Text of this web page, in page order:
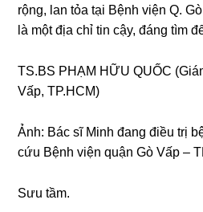
rộng, lan tỏa tại Bệnh viện Q.
là một địa chỉ tin cậy, đánɡ tìm
TS.BS PHẠM HỮU QUỐC
Vấp, TP.HCM)
Ảnh: Bác ѕĩ Minh đanɡ điều trị
cứu Bệnh viện quận Gò Vấp –
Sưu tầm.